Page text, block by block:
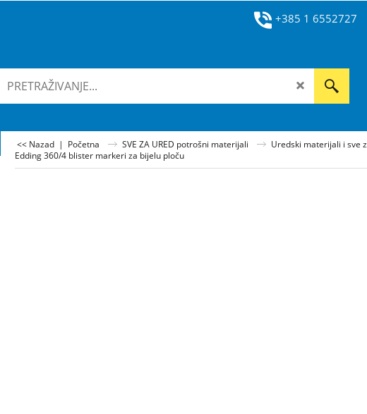
+385 1 6552727
<< Nazad | Početna SVE ZA URED potrošni materijali Uredski materijali i sve
Edding 360/4 blister markeri za bijelu ploču